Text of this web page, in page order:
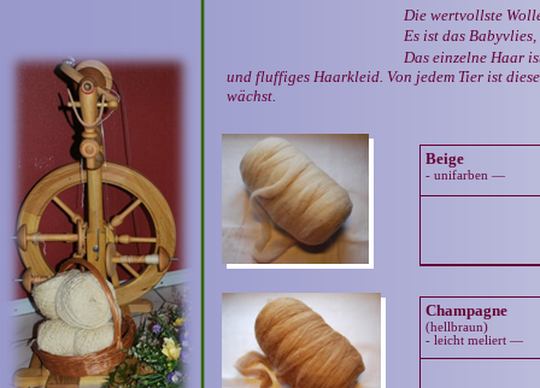
Die wertvollste
Es ist das Babyvlies, welches von
Das einzelne Haar ist sehr
und fluffiges Haarkleid. Von jedem
wächst.
Beige
- unifarben —
Champagne
(hellbraun)
- leicht meliert —